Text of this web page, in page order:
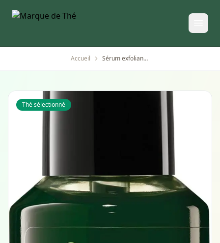
Accueil Sérum exfoliant visage AHA/BHA au chou kale bio végétalien
Thé sélectionné